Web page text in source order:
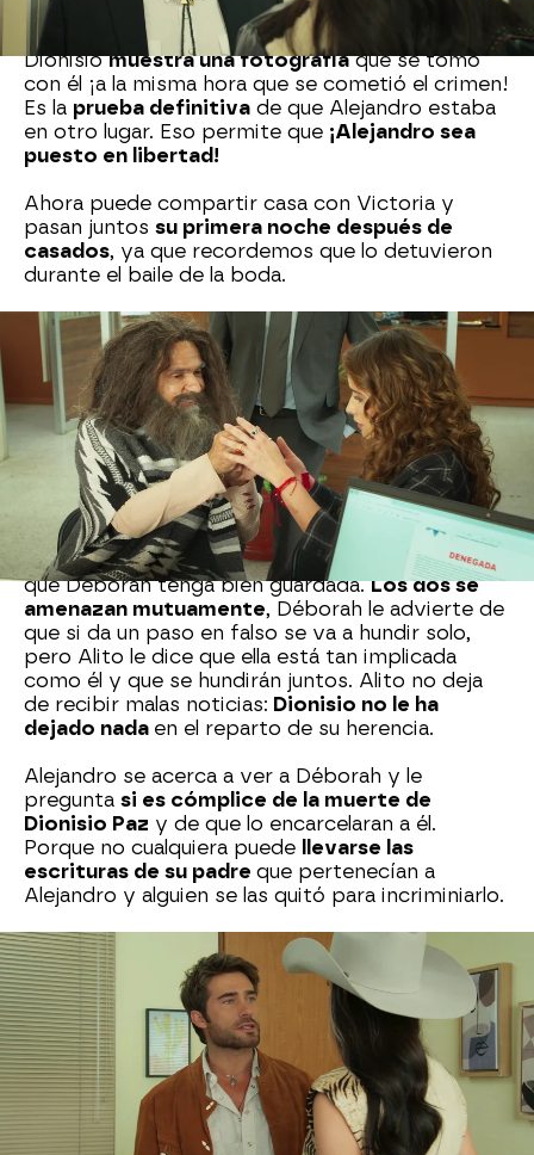
El señor ermitaño que estuvo con Alejandro
antes de su boda y durante el asesinato de
Dionisiomuestra una fotografíaque se tomó
con él ¡a la misma hora que se cometió el crimen!
Es la prueba definitiva de que Alejandro estaba
en otro lugar. Eso permite que ¡Alejandro sea
puesto en libertad!
Ahora puede compartir casa con Victoria y
pasan juntos su primera noche después de
casados, ya que recordemos que lo detuvieron
durante el baile de la boda.
Los que no estánnada contentos son Déborah
y Alitopor la liberación de Alejandro. La mujer
regaña al chico porque su responsabilidad era
evitar que se conociera que alguien provocó el
crimen para culpar a Alejandro , que es lo que
teme que va a pasar ahora. Y sabe que Alejandro
no parará hasta dar con la verdad.
Alito piensa que la única prueba que puede
condenarlo es la bolsa con la ropa que espera
que Déborah tenga bien guardada.Los dos se
amenazan mutuamente, Déborah le advierte de
que si da un paso en falso se va a hundir solo,
pero Alito le dice que ella está tan implicada
como él y que se hundirán juntos. Alito no deja
de recibir malas noticias: Dionisio no le ha
dejado nada en el reparto de su herencia.
Alejandro se acerca a ver a Déborah y le
pregunta si es cómplice de la muerte de
Dionisio Paz y de que lo encarcelaran a él.
Porque no cualquiera puede
llevarse las
escrituras de su padre que pertenecían a
Alejandro y alguien se las quitó para incriminiarlo.
Déborah se hace la víctima una vez mássobre
todo con su sobrino al que ha cuidado desde
pequeño. Ella lo niega todo y de hechole dice
que sospecharía de Alito
. ¿La creerá Alejandro?
Nova » Series » Me atrevo a amarte » Mejores
momentos